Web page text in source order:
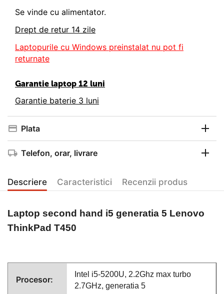
Se vinde cu alimentator.
Drept de retur 14 zile
Laptopurile cu Windows preinstalat nu pot fi
returnate
Garantie laptop 12 luni
Garantie baterie 3 luni
Plata
Telefon, orar, livrare
Descriere Caracteristici Recenzii produs
Laptop second hand i5 generatia 5 Lenovo
ThinkPad T450
Procesor:
Intel i5-5200U, 2.2Ghz max turbo
2.7GHz, generatia 5